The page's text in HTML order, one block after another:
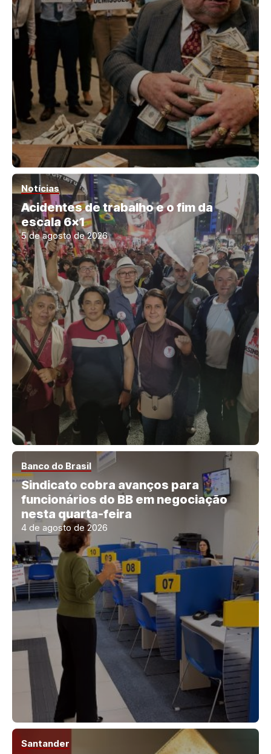
Notícias
Acidentes de trabalho e o fim da
escala 6×1
5 de agosto de 2026
Banco do Brasil
Sindicato cobra avanços para
funcionários do BB em negociação
nesta quarta-feira
4 de agosto de 2026
Santander